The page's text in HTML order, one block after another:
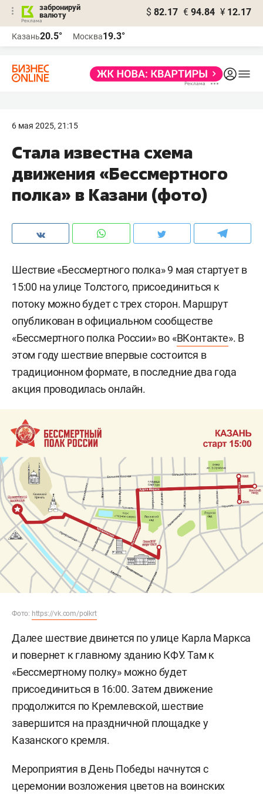
забронируй
валюту
$ 82.17 € 94.84 ¥ 12.17
Казань20.5° Москва19.3°
6 мая 2025, 21:15
Стала известна схема
движения «Бессмертного
полка» в Казани (фото)
Шествие «Бессмертного полка» 9 мая стартует в
15:00 на улице Толстого, присоединиться к
потоку можно будет с трех сторон. Маршрут
опубликован в официальном сообществе
«Бессмертного полка России» во «ВКонтакте». В
этом году шествие впервые состоится в
традиционном формате, в последние два года
акция проводилась онлайн.
Фото: https://vk.com/polkrt
Далее шествие двинется по улице Карла Маркса
и повернет к главному зданию КФУ. Там к
«Бессмертному полку» можно будет
присоединиться в 16:00. Затем движение
продолжится по Кремлевской, шествие
завершится на праздничной площадке у
Казанского кремля.
Мероприятия в День Победы начнутся с
церемонии возложения цветов на воинских